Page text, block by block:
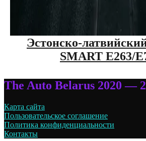
Эстонско-
SMART E263/
The Auto Belarus 2020 —
Карта сайта
Пользовательское соглашение
Политика конфиденциальности
Контакты